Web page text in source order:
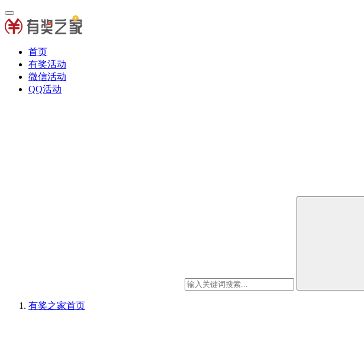
首页
有奖活动
微信活动
QQ活动
有奖之家首页